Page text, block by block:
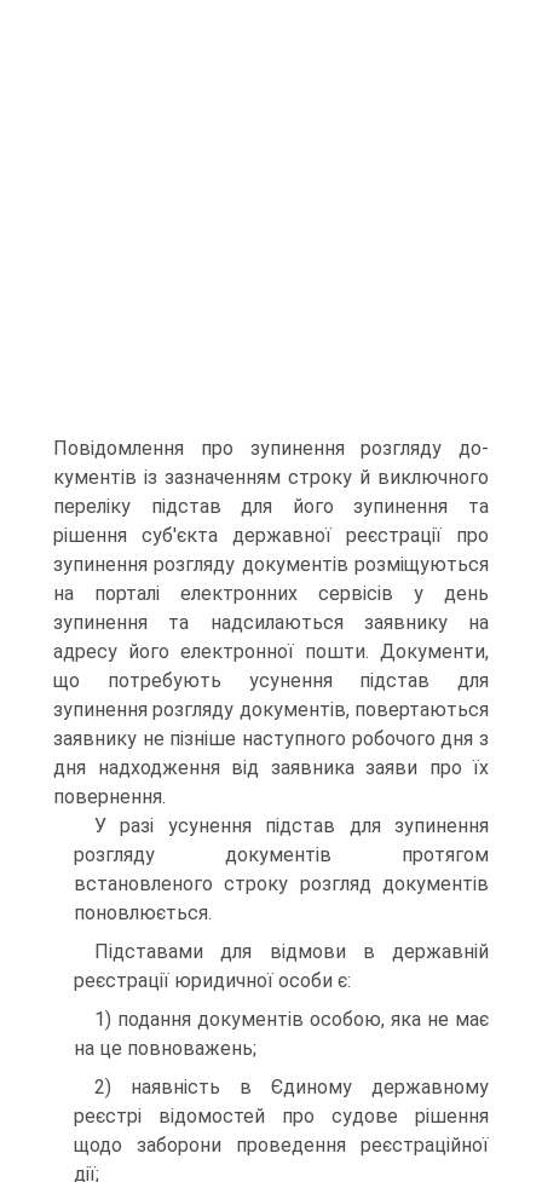
Повідомлення про зупинення розгляду до­
кументів із зазначенням строку й виключного
переліку під­став для його зупинення та
рішення суб'єкта державної ре­єстрації про
зупинення розгляду документів розміщуються
на порталі електронних сервісів у день
зупинення та надси­лаються заявнику на
адресу його електронної пошти. Доку­менти,
що потребують усунення підстав для
зупинення роз­гляду документів, повертаються
заявнику не пізніше наступного робочого дня з
дня надходження від заявника заяви про їх
повернення.
У разі усунення підстав для зупинення
розгляду докумен­тів протягом
встановленого строку розгляд документів
по­новлюється.
Підставами для відмови в державній
реєстрації юриди­чної особи є:
1) подання документів особою, яка не має
на це повно­важень;
2) наявність в Єдиному державному
реєстрі відомостей про судове рішення
щодо заборони проведення реєстрацій­ної
дії;